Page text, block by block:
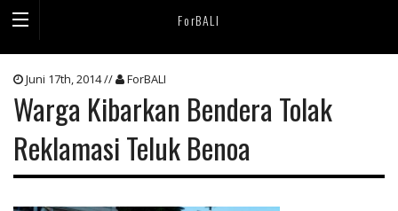
ForBALI
Juni 17th, 2014 // ForBALI
Warga Kibarkan Bendera Tolak
Reklamasi Teluk Benoa